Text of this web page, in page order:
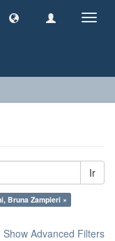
Ir
Bruna Zampieri ×
Show Advanced Filters